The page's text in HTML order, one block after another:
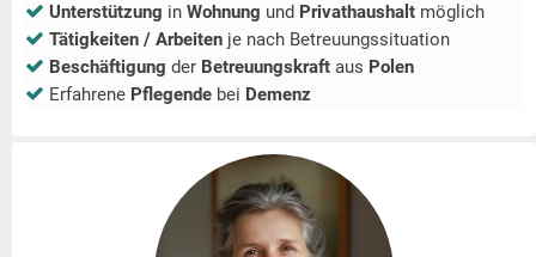
Unterstützung in Wohnung und Privathaushalt möglich
Tätigkeiten / Arbeiten je nach Betreuungssituation
Beschäftigung der Betreuungskraft aus Polen
Erfahrene Pflegende bei Demenz